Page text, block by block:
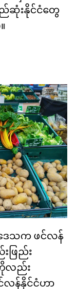
ဆုံးနိုင်ငံတွေ
ဒေသက ဖင်လန်
ဖြည်း
လည်း
လန်နိုင်ငံဟာ